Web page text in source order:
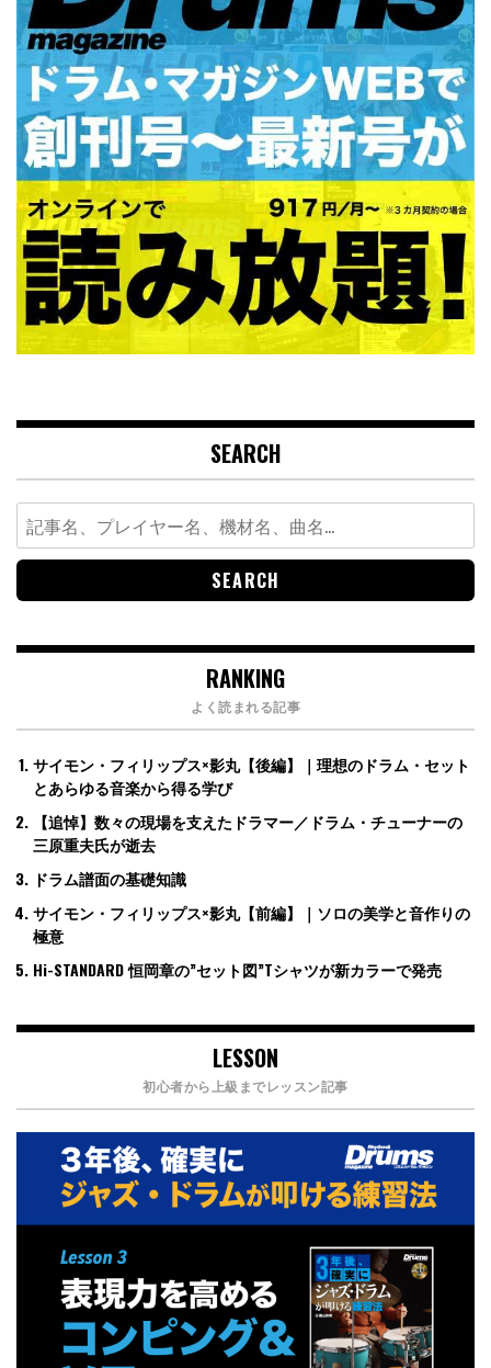
SEARCH
Search
for:
RANKING
よく読まれる記事
サイモン・フィリップス×影丸【後編】｜理想のドラム・セット
とあらゆる音楽から得る学び
【追悼】数々の現場を支えたドラマー／ドラム・チューナーの
三原重夫氏が逝去
ドラム譜面の基礎知識
サイモン・フィリップス×影丸【前編】｜ソロの美学と音作りの
極意
Hi-STANDARD 恒岡章の”セット図”Tシャツが新カラーで発売
LESSON
初心者から上級までレッスン記事